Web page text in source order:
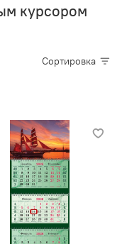
курсором
Сортировка